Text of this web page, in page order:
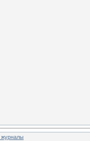
журналы